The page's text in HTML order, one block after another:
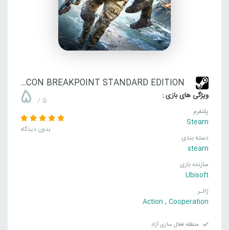
TOM CLANCY’S GHOST RECON BREAKPOINT STANDARD EDITION
ویژگی های بازی :
پلتفرم
Steam
دسته بندی
steam
سازنده بازی
Ubisoft
ژانـر
Action , Cooperation
5 / 5
بدون دیدگاه
منطقه فعال سازی آزاد